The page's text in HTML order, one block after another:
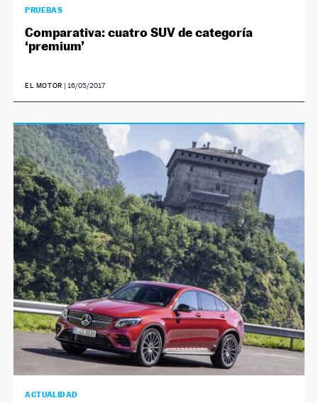
PRUEBAS
Comparativa: cuatro SUV de categoría
‘premium’
EL MOTOR | 16/05/2017
ACTUALIDAD